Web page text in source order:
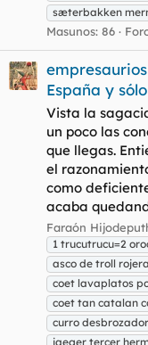
sæterbakken
Masunos: 86
España y
Vista la
un poco las
que llegas.
el
como
acaba
Faraón
1 trucutrucu=2
asco de troll
coet lavaplatos
coet tan catalan
curro
jaeger tercer